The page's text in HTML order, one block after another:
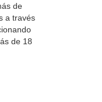
de
a través
de 18